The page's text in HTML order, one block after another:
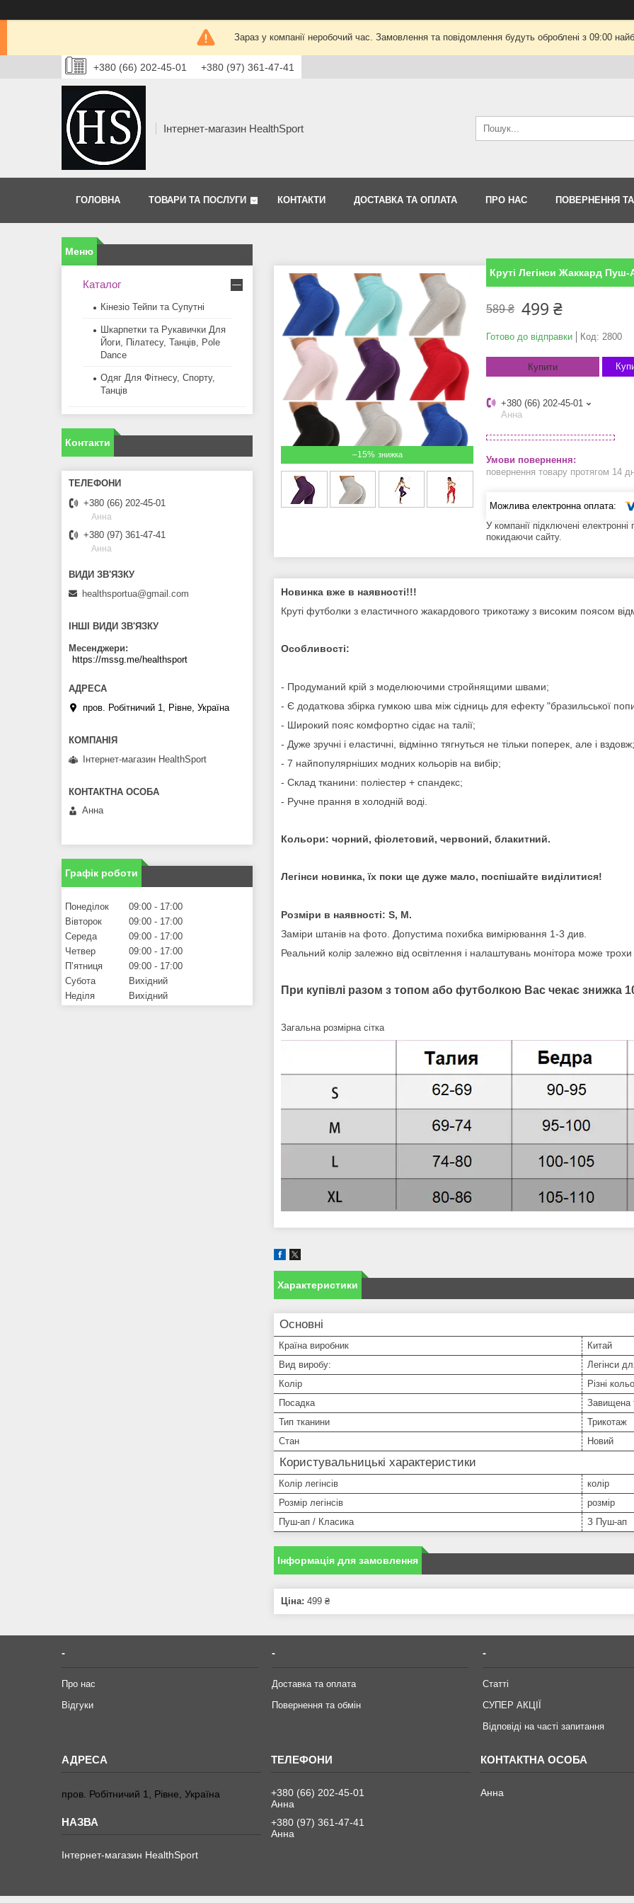
Зараз у компанії неробочий час. Замовлення та повідомлення будуть оброблені з 09:00
+380 (66) 202-45-01 +380 (97) 361-47-41
Інтернет-магазин HealthSport
ГОЛОВНА ТОВАРИ ТА ПОСЛУГИ КОНТАКТИ ДОСТАВКА ТА ОПЛАТА ПРО НАС ПОВЕРНЕННЯ
–15%
Круті Легінси Жаккард
589 ₴ 499 ₴
Готово до відправки Код: 2800
Купити
+380 (66) 202-45-01
Анна
повернення товару протягом 14
У компанії підключені
покидаючи сайту.
Новинка вже в наявності!!!
Круті футболки з еластичного жакардового трикотажу з високим поясом
Особливості:
- Продуманий крій з моделюючими стройнящими швами;
- Є додаткова збірка гумкою шва між сідниць для ефекту "бразильської
- Широкий пояс комфортно сідає на талії;
- Дуже зручні і еластичні, відмінно тягнуться не тільки поперек, але і вздовж;
- 7 найпопулярніших модних кольорів на вибір;
- Склад тканини: поліестер + спандекс;
- Ручне прання в холодній воді.
Кольори: чорний, фіолетовий, червоний, блакитний.
Легінси новинка, їх поки ще дуже мало, поспішайте виділитися!
Розміри в наявності: S, M.
Заміри штанів на фото. Допустима похибка вимірювання 1-3 див.
Реальний колір залежно від освітлення і налаштувань монітора може трохи
При купівлі разом з топом або футболкою Вас чекає знижка
Загальна розмірна сітка
Характеристики
Основні
Країна виробник
Китай
Вид виробу:
Легінси
Колір
Різні
Посадка
Завищена
Тип тканини
Трикотаж
Стан
Новий
Користувальницькі характеристики
Колір легінсів
колір
Розмір легінсів
розмір
Пуш-ап / Класика
З Пуш-ап
Інформація для замовлення
Ціна: 499 ₴
Каталог
Кінезіо Тейпи та Супутні
Шкарпетки та Рукавички Для
Йоги, Пілатесу, Танців, Pole
Dance
Одяг Для Фітнесу, Спорту,
Танців
Контакти
+380 (66) 202-45-01
Анна
+380 (97) 361-47-41
Анна
healthsportua@gmail.com
ІНШІ ВИДИ ЗВ'ЯЗКУ
Месенджери
https://mssg.me/healthsport
пров. Робітничий 1, Рівне, Україна
Інтернет-магазин HealthSport
Анна
Графік роботи
Понеділок 09:00
17:00
Вівторок
09:00
17:00
Середа
09:00
17:00
Четвер
09:00
17:00
Пʼятниця
09:00
17:00
Субота
Вихідний
Неділя
Вихідний
-
Про нас
Відгуки
-
Доставка та оплата
Повернення та обмін
-
Статті
СУПЕР АКЦІЇ
Відповіді на часті запитання
пров. Робітничий 1, Рівне, Україна
Інтернет-магазин HealthSport
+380 (66) 202-45-01
Анна
+380 (97) 361-47-41
Анна
Анна